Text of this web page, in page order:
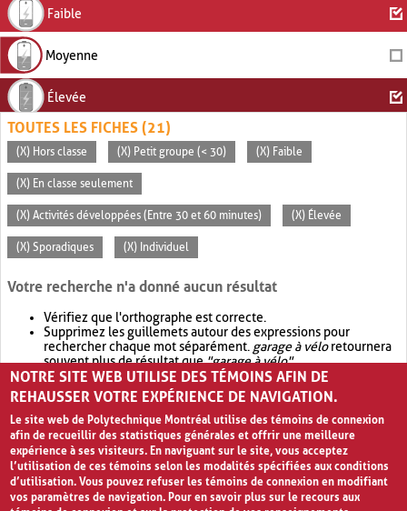
Faible
Moyenne
Élevée
TOUTES LES FICHES (21)
(X) Hors classe (X) Petit groupe (< 30) (X) Faible
(X) En classe seulement
(X) Activités développées (Entre 30 et 60 minutes) (X) Élevée
(X) Sporadiques (X) Individuel
Votre recherche n'a donné aucun résultat
Vérifiez que l'orthographe est correcte.
Supprimez les guillemets autour des expressions pour
rechercher chaque mot séparément. garage à véloretournera
souvent plus de résultat que"garage à vélo".
Envisagez d'élargir votre recherche avec OR.garage OR vélo
retournera souvent plus de résultat quegarage à vélo
NOTRE SITE WEB UTILISE DES TÉMOINS AFIN DE
REHAUSSER VOTRE EXPÉRIENCE DE NAVIGATION.
Le site web de Polytechnique Montréal utilise des témoins de connexion
afin de recueillir des statistiques générales et offrir une meilleure
expérience à ses visiteurs. En naviguant sur le site, vous acceptez
l’utilisation de ces témoins selon les modalités spécifiées aux conditions
d’utilisation. Vous pouvez refuser les témoins de connexion en modifiant
vos paramètres de navigation. Pour en savoir plus sur le recours aux